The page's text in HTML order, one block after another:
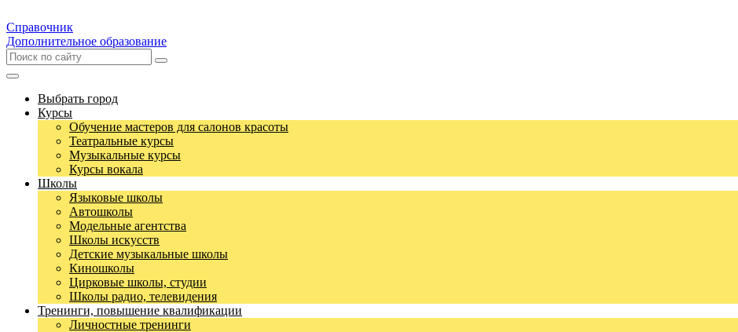
Справочник
Дополнительное образование
Выбрать город
Курсы
Обучение мастеров для салонов красоты
Театральные курсы
Музыкальные курсы
Курсы вокала
Школы
Языковые школы
Автошколы
Модельные агентства
Школы искусств
Детские музыкальные школы
Киношколы
Цирковые школы, студии
Школы радио, телевидения
Тренинги, повышение квалификации
Личностные тренинги